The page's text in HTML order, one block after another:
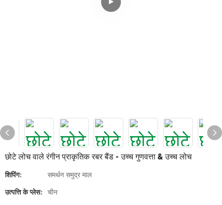
छोटे लोच वाले रंगीन प्राकृतिक रबर बैंड - उच्च गुणवत्ता & उच्च लोच
शिपिंग: समर्थन समुद्र माल
उत्पत्ति के प्लेस: चीन